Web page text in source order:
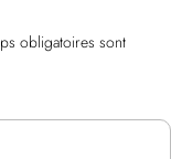
obligatoires sont